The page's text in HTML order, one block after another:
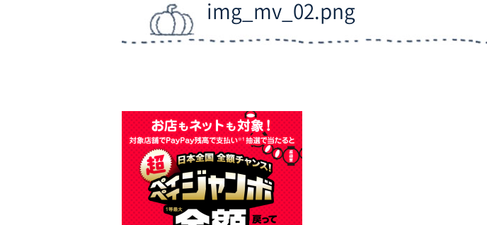
img_mv_02.png